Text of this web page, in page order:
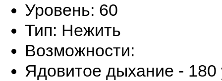
Уровень: 60
Тип: Нежить
Возможности:
Ядовитое дыхание - 180